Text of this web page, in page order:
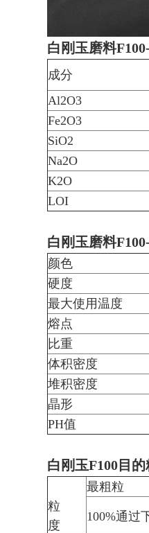
白刚玉磨料
成分
Al2O3
Fe2O3
SiO2
Na2O
K2O
LOI
白刚玉磨料
颜色
硬度
最大使用温度
熔点
比重
体积密度
堆积密度
晶形
PH值
白刚玉F100目
粒
度
最粗粒
100%通过